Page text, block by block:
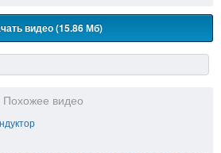
видео (15.86 Мб)
Похожее видео